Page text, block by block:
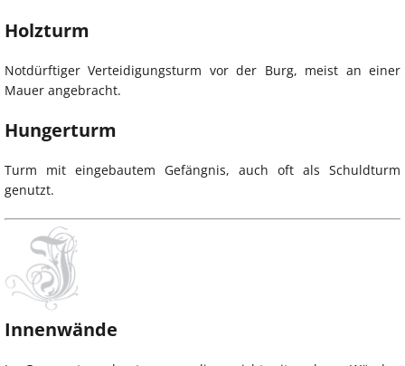
Holzturm
Notdürftiger Verteidigungsturm vor der Burg, meist an einer
Mauer angebracht.
Hungerturm
Turm mit eingebautem Gefängnis, auch oft als Schuldturm
genutzt.
Innenwände